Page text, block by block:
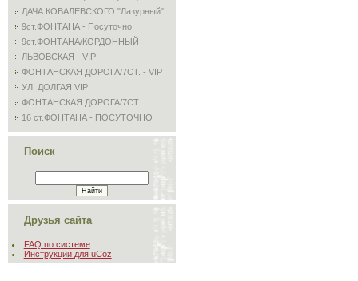
ДАЧА КОВАЛЕВСКОГО "Лазурный"
9ст.ФОНТАНА - Посуточно
9ст.ФОНТАНА/КОРДОННЫЙ
ЛЬВОВСКАЯ - VIP
ФОНТАНСКАЯ ДОРОГА/7СТ. - VIP
УЛ. ДОЛГАЯ VIP
ФОНТАНСКАЯ ДОРОГА/7СТ.
16 ст.ФОНТАНА - ПОСУТОЧНО
Поиск
Друзья сайта
FAQ по системе
Инструкции для uCoz